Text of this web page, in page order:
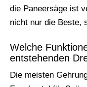
die Paneersäge ist
nicht nur die Beste,
Welche
entstehenden
Die meisten